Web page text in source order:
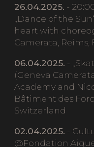
26.04.2025. -
„Dance of the
heart with
Camerata, Reims,
06.04.2025. -
(Geneva
Academy and
Bâtiment des
Switzerland
02.04.2025. -
@Fondation